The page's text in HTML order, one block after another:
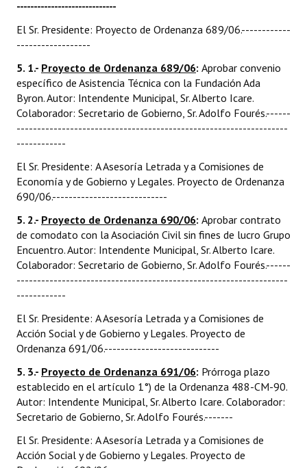
-----------------------------
El Sr. Presidente: Proyecto de Ordenanza 689/06.------------
------------------
5. 1.- Proyecto de Ordenanza 689/06: Aprobar convenio
específico de Asistencia Técnica con la Fundación Ada
Byron. Autor: Intendente Municipal, Sr. Alberto Icare.
Colaborador: Secretario de Gobierno, Sr. Adolfo Fourés.------
------------------------------------------------------------------
------------
El Sr. Presidente: A Asesoría Letrada y a Comisiones de
Economía y de Gobierno y Legales. Proyecto de Ordenanza
690/06.----------------------------
5. 2.- Proyecto de Ordenanza 690/06: Aprobar contrato
de comodato con la Asociación Civil sin fines de lucro Grupo
Encuentro. Autor: Intendente Municipal, Sr. Alberto Icare.
Colaborador: Secretario de Gobierno, Sr. Adolfo Fourés.------
------------------------------------------------------------------
------------
El Sr. Presidente: A Asesoría Letrada y a Comisiones de
Acción Social y de Gobierno y Legales. Proyecto de
Ordenanza 691/06.----------------------------
5. 3.- Proyecto de Ordenanza 691/06: Prórroga plazo
establecido en el artículo 1°) de la Ordenanza 488-CM-90.
Autor: Intendente Municipal, Sr. Alberto Icare. Colaborador:
Secretario de Gobierno, Sr. Adolfo Fourés.-------
El Sr. Presidente: A Asesoría Letrada y a Comisiones de
Acción Social y de Gobierno y Legales. Proyecto de